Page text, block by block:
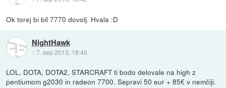
Ok torej bi bil 7770 dovolj. Hvala :D
NightHawk
::7. sep 2013, 18:46
LOL, DOTA, DOTA2, STARCRAFT ti bodo delovale na high z
pentiumom g2030 in radeon 7700. Sepravi 50 eur + 85€ v nemčiji.